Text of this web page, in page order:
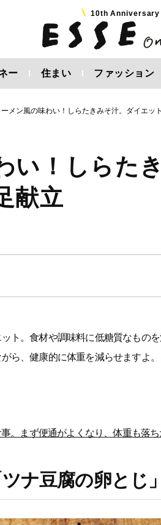
10th Anniversary
ー 住まい ファッション
メン風の味わい！しらたきみそ汁。ダイエッ
い！しらた
献立
ト。食材や調味料に低糖質なもの
ら、健康的に体重を減らせますよ
。まず便通がよくなり、体重も落ち
ナ豆腐の卵とじ